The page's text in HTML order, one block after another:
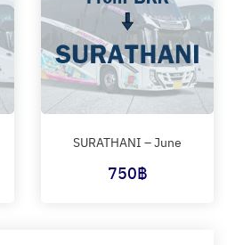
SURATHANI – June
750฿